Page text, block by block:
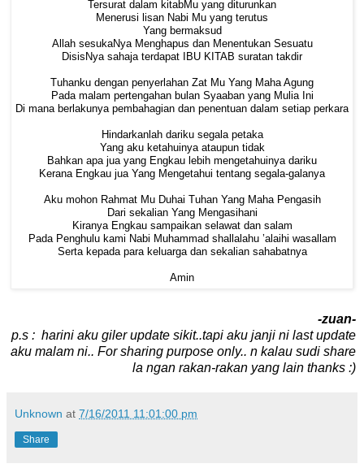
Tersurat dalam kitabMu yang diturunkan
Menerusi lisan Nabi Mu yang terutus
Yang bermaksud
Allah sesukaNya Menghapus dan Menentukan Sesuatu
DisisNya sahaja terdapat IBU KITAB suratan takdir
Tuhanku dengan penyerlahan Zat Mu Yang Maha Agung
Pada malam pertengahan bulan Syaaban yang Mulia Ini
Di mana berlakunya pembahagian dan penentuan dalam setiap perkara
Hindarkanlah dariku segala petaka
Yang aku ketahuinya ataupun tidak
Bahkan apa jua yang Engkau lebih mengetahuinya dariku
Kerana Engkau jua Yang Mengetahui tentang segala-galanya
Aku mohon Rahmat Mu Duhai Tuhan Yang Maha Pengasih
Dari sekalian Yang Mengasihani
Kiranya Engkau sampaikan selawat dan salam
Pada Penghulu kami Nabi Muhammad shallalahu ’alaihi wasallam
Serta kepada para keluarga dan sekalian sahabatnya
Amin
-zuan-
p.s : harini aku giler update sikit..tapi aku janji ni last update
aku malam ni.. For sharing purpose only.. n kalau sudi share
la ngan rakan-rakan yang lain thanks :)
Unknown at 7/16/2011 11:01:00 pm
Share